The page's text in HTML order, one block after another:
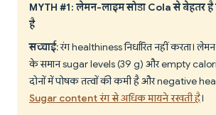
MYTH #1: लेमन-लाइम सोडा Cola से बेहतर
है
सच्चाई: रंग healthiness निर्धारित नहीं करता।
के समान sugar levels (39 g) और empty
दोनों में पोषक तत्वों की कमी है और negative
Sugar content रंग से अधिक मायने रखती है।